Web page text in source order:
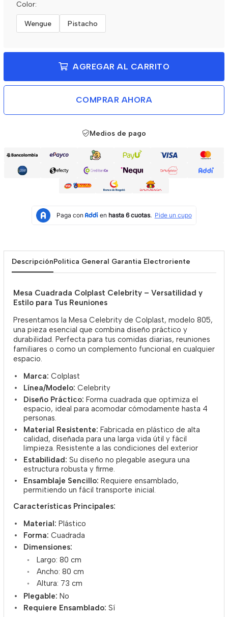
Color:
Wengue Pistacho
AGREGAR AL CARRITO
COMPRAR AHORA
Medios de pago
DescripciónPolitica General Garantia Electroriente
Mesa Cuadrada Colplast Celebrity – Versatilidad y
Estilo para Tus Reuniones
Presentamos la Mesa Celebrity de Colplast, modelo 805,
una pieza esencial que combina diseño práctico y
durabilidad. Perfecta para tus comidas diarias, reuniones
familiares o como un complemento funcional en cualquier
espacio.
Marca: Colplast
Línea/Modelo: Celebrity
Diseño Práctico: Forma cuadrada que optimiza el
espacio, ideal para acomodar cómodamente hasta 4
personas.
Material Resistente: Fabricada en plástico de alta
calidad, diseñada para una larga vida útil y fácil
limpieza. Resistente a las condiciones del exterior
Estabilidad: Su diseño no plegable asegura una
estructura robusta y firme.
Ensamblaje Sencillo: Requiere ensamblado,
permitiendo un fácil transporte inicial.
Características Principales:
Material: Plástico
Forma: Cuadrada
Dimensiones:
Largo: 80 cm
Ancho: 80 cm
Altura: 73 cm
Plegable: No
Requiere Ensamblado: Sí